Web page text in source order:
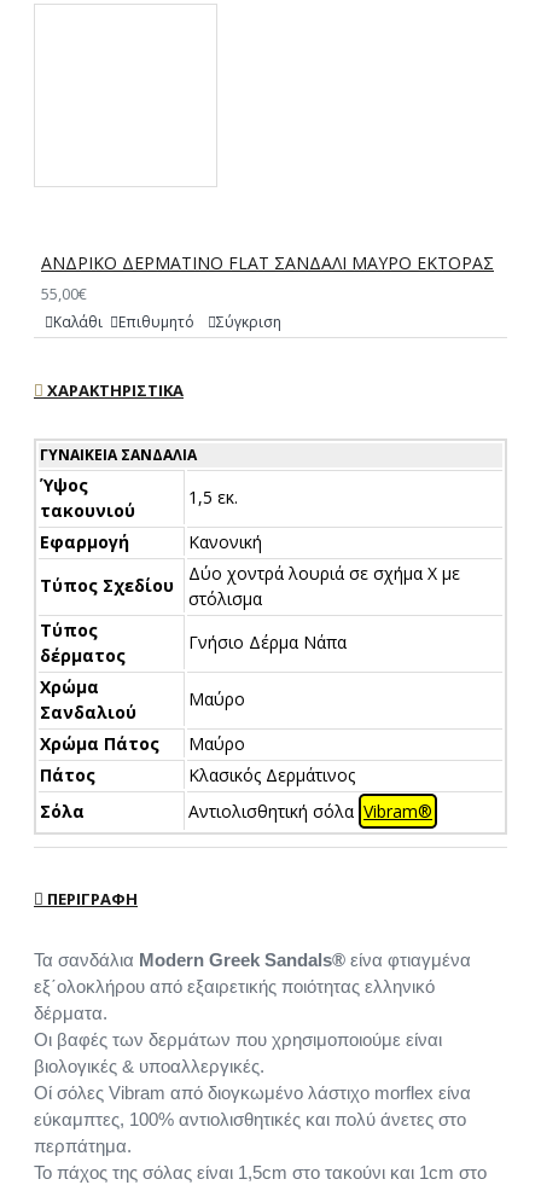
ΑΝΔΡΙΚΟ ΔΕΡΜΑΤΙΝΟ FLAT ΣΑΝΔΑΛΙ ΜΑΥΡΟ ΕΚΤΟΡΑΣ
55,00€
Καλάθι Επιθυμητό Σύγκριση
ΧΑΡΑΚΤΗΡΙΣΤΙΚΆ
ΓΥΝΑΙΚΕΊΑ ΣΑΝΔΆΛΙΑ
Ύψος
τακουνιού
1,5 εκ.
Εφαρμογή
Κανονική
Τύπος Σχεδίου
Δύο χοντρά λουριά σε σχήμα Χ με
στόλισμα
Τύπος
δέρματος
Γνήσιο Δέρμα Νάπα
Χρώμα
Σανδαλιού
Μαύρο
Χρώμα Πάτος
Μαύρο
Πάτος
Κλασικός Δερμάτινος
Σόλα
Αντιολισθητική σόλα Vibram®
ΠΕΡΙΓΡΑΦΉ
Τα σανδάλια Modern Greek Sandals® είνα φτιαγμένα
εξ΄ολοκλήρου από εξαιρετικής ποιότητας ελληνικό
δέρματα.
Οι βαφές των δερμάτων που χρησιμοποιούμε είναι
βιολογικές & υποαλλεργικές.
Οί σόλες Vibram από διογκωμένο λάστιχο morflex είνα
εύκαμπτες, 100% αντιολισθητικές και πολύ άνετες στο
περπάτημα.
Το πάχος της σόλας είναι 1,5cm στο τακούνι και 1cm στο